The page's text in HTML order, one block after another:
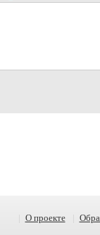
О проекте